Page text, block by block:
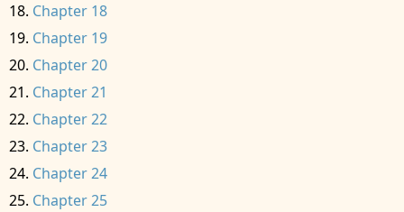
Chapter 18
Chapter 19
Chapter 20
Chapter 21
Chapter 22
Chapter 23
Chapter 24
Chapter 25